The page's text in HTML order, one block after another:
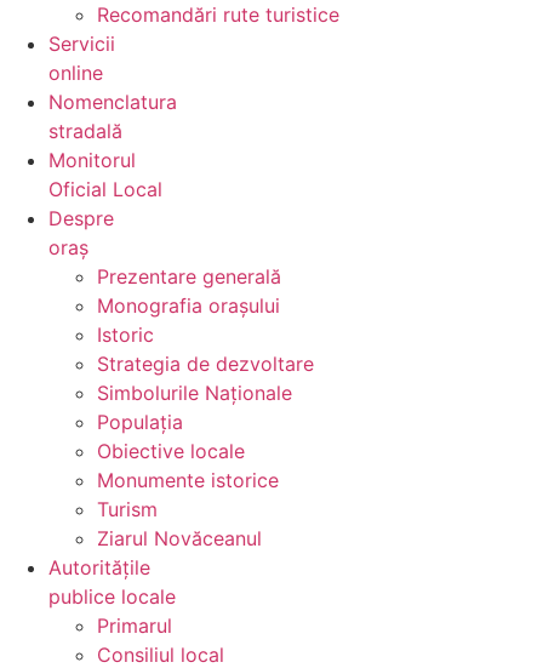
Recomandări rute turistice
Servicii
online
Nomenclatura
stradală
Monitorul
Oficial Local
Despre
oraș
Prezentare generală
Monografia orașului
Istoric
Strategia de dezvoltare
Simbolurile Naționale
Populația
Obiective locale
Monumente istorice
Turism
Ziarul Novăceanul
Autoritățile
publice locale
Primarul
Consiliul local